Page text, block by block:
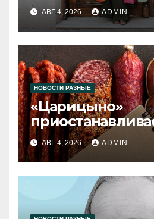
2026 года
АВГ 4, 2026 ADMIN
НОВОСТИ РАЗНЫЕ
«Царицыно»
продукции
АВГ 4, 2026 ADMIN